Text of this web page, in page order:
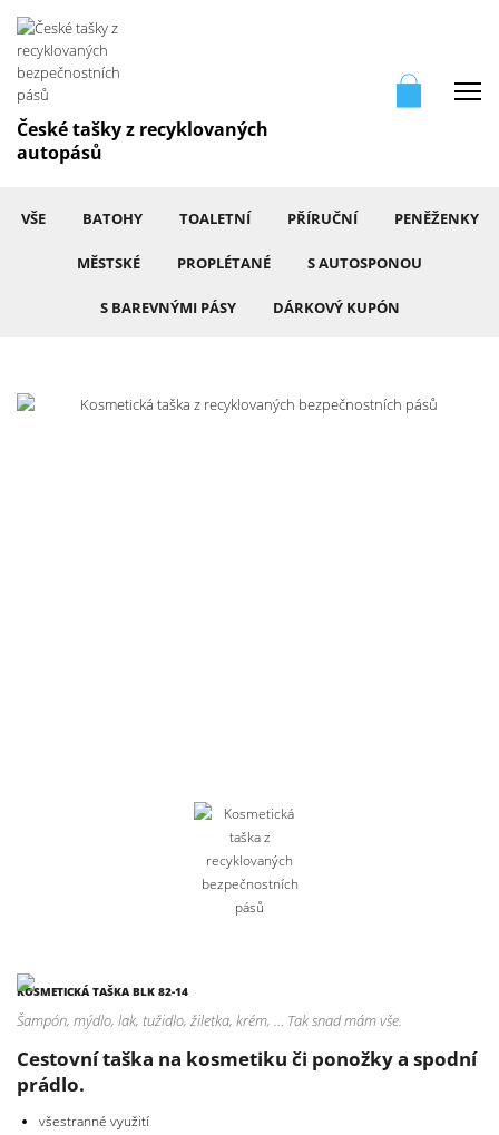
České tašky z recyklovaných
autopásů
VŠE BATOHY TOALETNÍ PŘÍRUČNÍ PENĚŽENKY
MĚSTSKÉ PROPLÉTANÉ S AUTOSPONOU
S BAREVNÝMI PÁSY DÁRKOVÝ KUPÓN
KOSMETICKÁ TAŠKA BLK 82-14
Šampón, mýdlo, lak, tužidlo, žiletka, krém, … Tak snad mám vše.
Cestovní taška na kosmetiku či ponožky a spodní
prádlo.
všestranné využití